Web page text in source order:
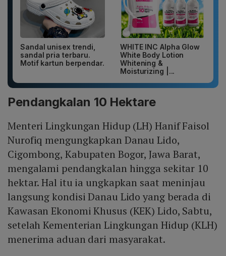
Sandal unisex trendi,
sandal pria terbaru.
Motif kartun berpendar.
WHITE INC Alpha Glow
White Body Lotion
Whitening &
Moisturizing |...
Pendangkalan 10 Hektare
Menteri Lingkungan Hidup (LH) Hanif Faisol
Nurofiq mengungkapkan Danau Lido,
Cigombong, Kabupaten Bogor, Jawa Barat,
mengalami pendangkalan hingga sekitar 10
hektar. Hal itu ia ungkapkan saat meninjau
langsung kondisi Danau Lido yang berada di
Kawasan Ekonomi Khusus (KEK) Lido, Sabtu,
setelah Kementerian Lingkungan Hidup (KLH)
menerima aduan dari masyarakat.